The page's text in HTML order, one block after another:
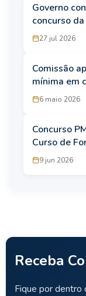
Governo
concurso
27 jul 2026
Comissão
mínima em
6 maio 2026
Concurso
Curso de
vagas
9 jun 2026
Receba
Fique por dentro